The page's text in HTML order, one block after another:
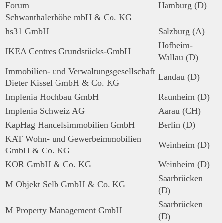
Forum
Schwanthalerhöhe mbH & Co. KG
Hamburg (D)
hs31 GmbH
Salzburg (A)
IKEA Centres Grundstücks-GmbH
Hofheim-
Wallau (D)
Immobilien- und Verwaltungsgesellschaft
Dieter Kissel GmbH & Co. KG
Landau (D)
Implenia Hochbau GmbH
Raunheim (D)
Implenia Schweiz AG
Aarau (CH)
KapHag Handelsimmobilien GmbH
Berlin (D)
KAT Wohn- und Gewerbeimmobilien
GmbH & Co. KG
Weinheim (D)
KOR GmbH & Co. KG
Weinheim (D)
M Objekt Selb GmbH & Co. KG
Saarbrücken
(D)
M Property Management GmbH
Saarbrücken
(D)